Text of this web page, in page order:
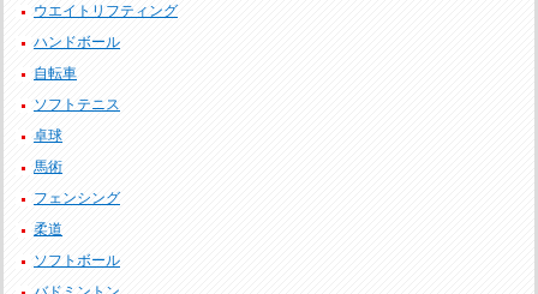
ウエイトリフティング
ハンドボール
自転車
ソフトテニス
卓球
馬術
フェンシング
柔道
ソフトボール